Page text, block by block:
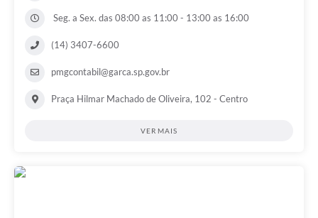
Seg. a Sex. das 08:00 as 11:00 - 13:00 as 16:00
(14) 3407-6600
pmgcontabil@garca.sp.gov.br
Praça Hilmar Machado de Oliveira, 102 - Centro
VER MAIS